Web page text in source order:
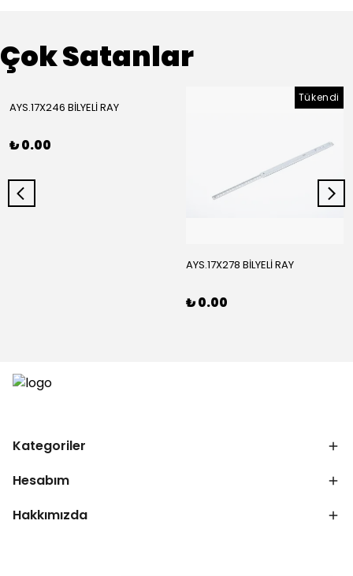
Çok Satanlar
AYS.17X246 BİLYELİ RAY
₺ 0.00
Tükendi
AYS.17X278 BİLYELİ RAY
₺ 0.00
Kategoriler
Hesabım
Hakkımızda